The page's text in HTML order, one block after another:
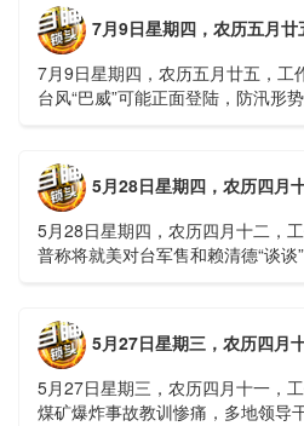
7月9日星期四，农历五月
7月9日星期四，农历五月廿五，工
台风“巴威”可能正面登陆，防汛形
5月28日星期四，农历四月
5月28日星期四，农历四月十二，
普称将就美对台军售和赖清德“谈谈
5月27日星期三，农历四月
5月27日星期三，农历四月十一，
煤矿爆炸事故教训惨痛，多地领导